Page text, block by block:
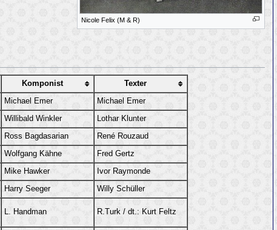
Nicole Felix (M & R)
Komponist Texter
Michael Emer Michael Emer
Willibald Winkler Lothar Klunter
Ross Bagdasarian René Rouzaud
Wolfgang Kähne Fred Gertz
Mike Hawker Ivor Raymonde
Harry Seeger Willy Schüller
L. Handman R.Turk / dt.: Kurt Feltz